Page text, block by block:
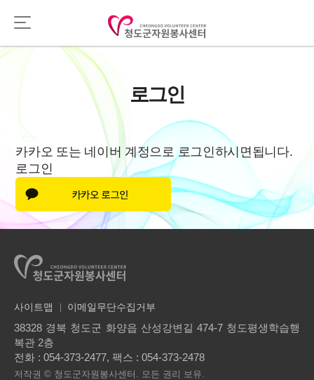
로그인
카카오 또는 네이버 계정으로 로그인하시면됩니다.
로그인
사이트맵 이메일무단수집거부
38328 경북 청도군 화양읍 산성강변길 474-7 청도평생학습행
복관 2층
전화 : 054-373-2477, 팩스 : 054-373-2478
저작권 © 청도군자원봉사센터. 모든 권리 보유.